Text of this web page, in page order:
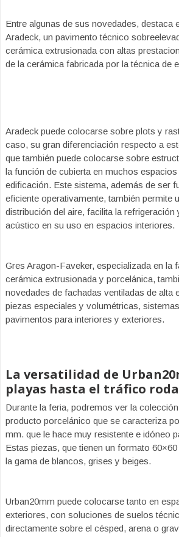
Entre algunas de sus novedades, destaca
Aradeck, un pavimento técnico
cerámica extrusionada con altas
de la cerámica fabricada por la técnica de
Aradeck puede colocarse sobre plots y
caso, su gran diferenciación respecto a
que también puede colocarse sobre
la función de cubierta en muchos
edificación. Este sistema, además de ser
eficiente operativamente, también permite
distribución del aire, facilita la refrigeración
acústico en su uso en espacios interiores.
Gres Aragon-Faveker, especializada en la
cerámica extrusionada y porcelánica,
novedades de fachadas ventiladas de alta
piezas especiales y volumétricas,
pavimentos para interiores y exteriores.
La versatilidad de
playas hasta el tráfico
Durante la feria, podremos ver la
producto porcelánico que se caracteriza
mm. que le hace muy resistente e idóneo
Estas piezas, que tienen un formato
la gama de blancos, grises y beiges.
Urban20mm puede colocarse tanto en
exteriores, con soluciones de suelos
directamente sobre el césped, arena o